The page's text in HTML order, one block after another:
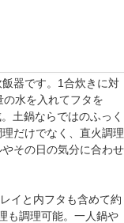
器です。1合炊きに対
水を入れてフタを
土鍋ならではのふっく
だけでなく、直火調理
その日の気分に合わせ
イと内フタも含めて約
も調理可能。一人鍋や